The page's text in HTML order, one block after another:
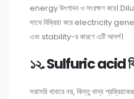
energy উৎপাদন ও সংরক্ষণ
সাথে বিক্রিয়া করে electricity
এবং stability-র কারণে এটি আদর্শ।
১২. Sulfuric acid কি
সরাসরি খাবারে নয়, কিন্তু খাদ্য